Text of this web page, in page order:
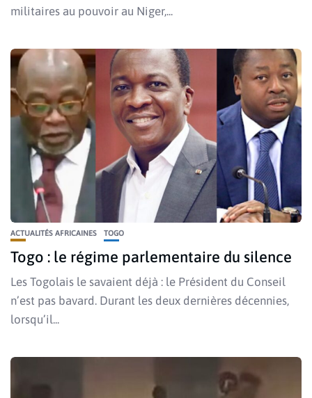
militaires au pouvoir au Niger,...
ACTUALITÉS AFRICAINES TOGO
Togo : le régime parlementaire du silence
Les Togolais le savaient déjà : le Président du Conseil
n’est pas bavard. Durant les deux dernières décennies,
lorsqu’il...